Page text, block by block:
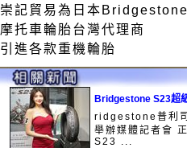
崇記貿易為日本Bridgestone
摩托車輪胎台灣代理商
引進各款重機輪胎
Bridgestone S23超
ridgestone普利
舉辦媒體記者會
S23 ...